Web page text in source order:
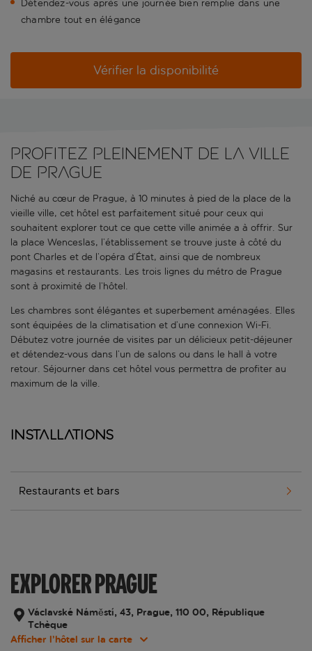
Détendez-vous après une journée bien remplie dans une
chambre tout en élégance
Vérifier la disponibilité
Profitez pleinement de la ville
de Prague
Niché au cœur de Prague, à 10 minutes à pied de la place de la
vieille ville, cet hôtel est parfaitement situé pour ceux qui
souhaitent explorer tout ce que cette ville animée a à offrir. Sur
la place Wenceslas, l’établissement se trouve juste à côté du
pont Charles et de l’opéra d’État, ainsi que de nombreux
magasins et restaurants. Les trois lignes du métro de Prague
sont à proximité de l’hôtel.
Les chambres sont élégantes et superbement aménagées. Elles
sont équipées de la climatisation et d’une connexion Wi-Fi.
Débutez votre journée de visites par un délicieux petit-déjeuner
et détendez-vous dans l’un de salons ou dans le hall à votre
retour. Séjourner dans cet hôtel vous permettra de profiter au
maximum de la ville.
Installations
Restaurants et bars
EXPLORER PRAGUE
Václavské Náměstí, 43, Prague, 110 00, République
Tchèque
Afficher l’hôtel sur la carte